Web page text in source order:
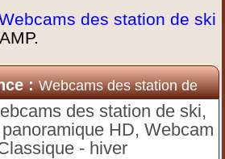
des station de ski
:Webcams des station de
des station de ski,
HD, Webcam
- hiver